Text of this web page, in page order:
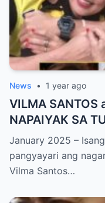
News • 1 year ago
VILMA SANTOS
NAPAIYAK SA
NAGSALITA ng
— Jessy
Milestone ng
January 2025 –
pangyayari ang
Vilma Santos…